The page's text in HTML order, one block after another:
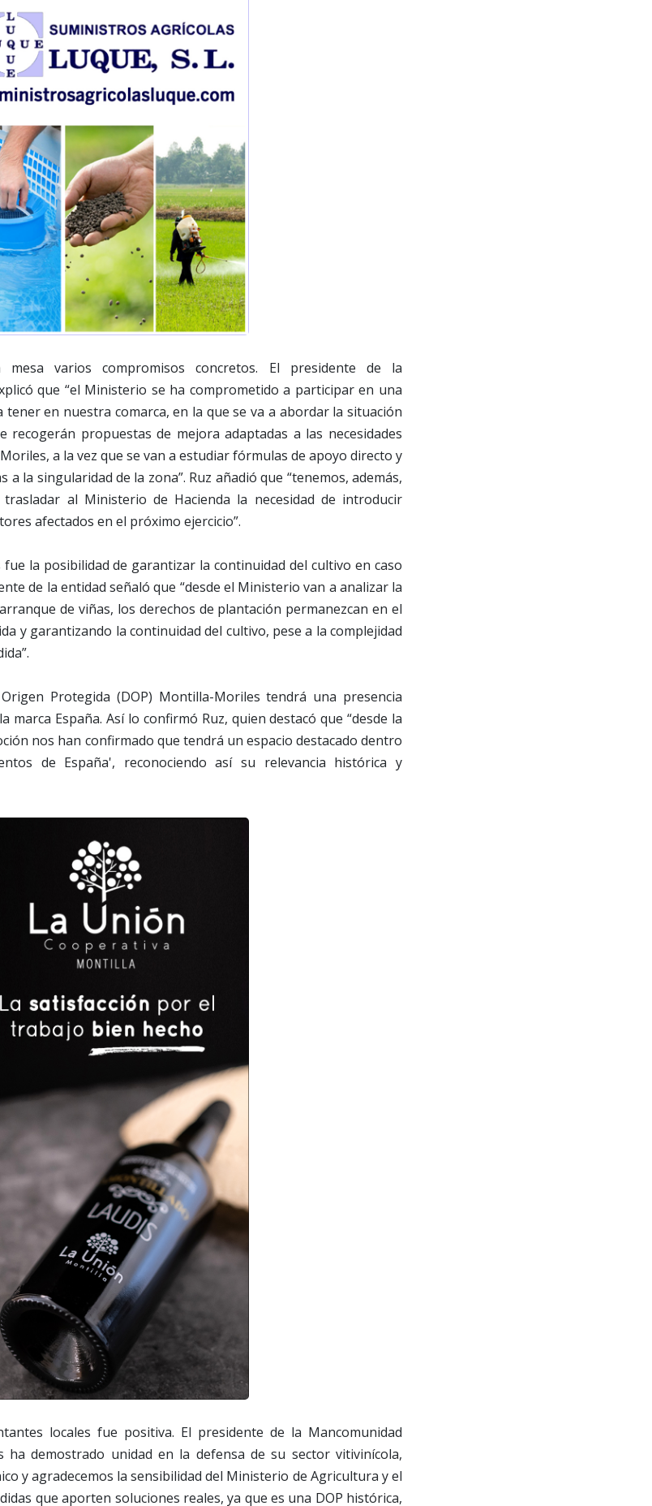
varios compromisos concretos. El presidente de la
que “el Ministerio se ha comprometido a participar en una
en nuestra comarca, en la que se va a abordar la situación
recogerán propuestas de mejora adaptadas a las necesidades
a la vez que se van a estudiar fórmulas de apoyo directo y
a la singularidad de la zona”. Ruz añadió que “tenemos, además,
al Ministerio de Hacienda la necesidad de introducir
afectados en el próximo ejercicio”.
la posibilidad de garantizar la continuidad del cultivo en caso
de la entidad señaló que “desde el Ministerio van a analizar la
de viñas, los derechos de plantación permanezcan en el
y garantizando la continuidad del cultivo, pese a la complejidad
Protegida (DOP) Montilla-Moriles tendrá una presencia
marca España. Así lo confirmó Ruz, quien destacó que “desde la
nos han confirmado que tendrá un espacio destacado dentro
de España', reconociendo así su relevancia histórica y
locales fue positiva. El presidente de la Mancomunidad
ha demostrado unidad en la defensa de su sector vitivinícola,
y agradecemos la sensibilidad del Ministerio de Agricultura y el
que aporten soluciones reales, ya que es una DOP histórica,